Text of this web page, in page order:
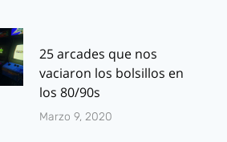
25 arcades que nos
vaciaron los bolsillos en
los 80/90s
Marzo 9, 2020